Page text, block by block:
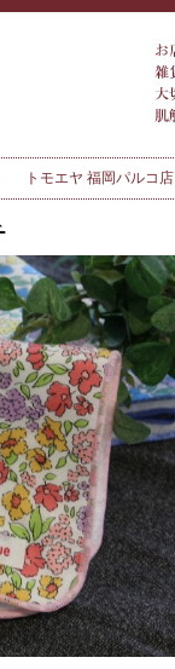
トモエヤ 福岡パルコ店